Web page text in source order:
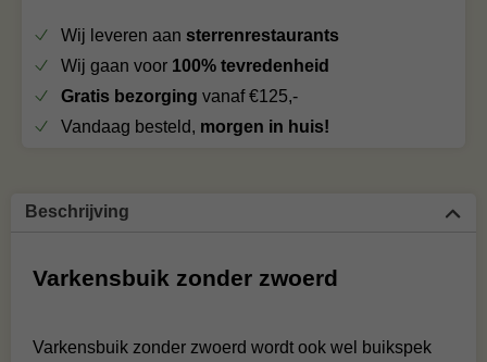
Wij leveren aan sterrenrestaurants
Wij gaan voor 100% tevredenheid
Gratis bezorging vanaf €125,-
Vandaag besteld, morgen in huis!
Beschrijving
Varkensbuik zonder zwoerd
Varkensbuik zonder zwoerd wordt ook wel buikspek